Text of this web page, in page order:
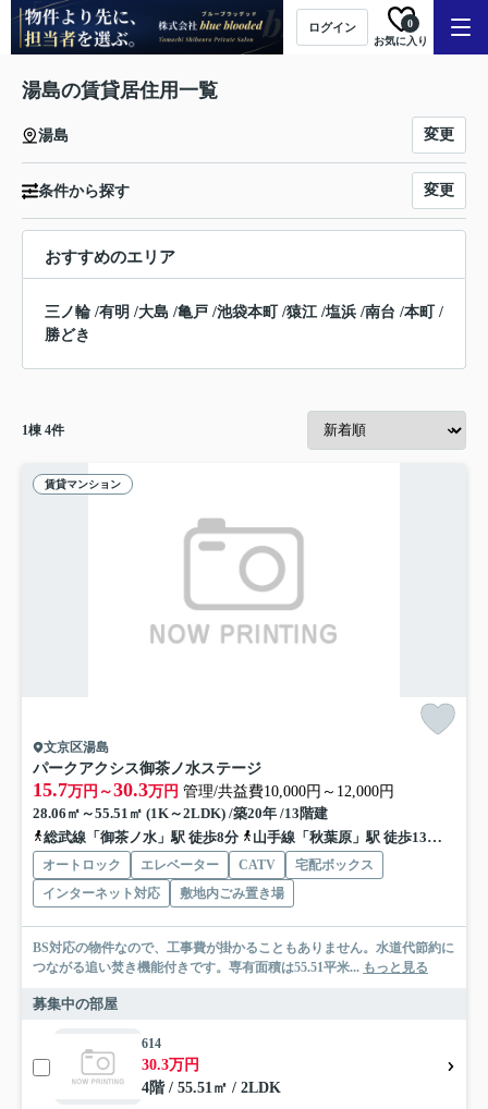
ログイン
お気に入り
0
湯島の賃貸居住用一覧
湯島 変更
条件から探す 変更
おすすめのエリア
三ノ輪 /有明 /大島 /亀戸 /池袋本町 /猿江/塩浜 /南台 /本町
/
勝どき
1棟 4件
賃貸マンション
文京区湯島
パークアクシス御茶ノ水ステージ
15.7万円～30.3万円 管理/共益費10,000円～12,000円
28.06㎡～55.51㎡ (1K～2LDK) /築20年 /13階建
総武線「御茶ノ水」駅 徒歩8分
山手線「秋葉原」駅 徒歩13分
オートロック エレベーター CATV
宅配ボックス
インターネット対応
敷地内ごみ置き場
BS対応の物件なので、工事費が掛かることもありません。水道代節約に
つながる追い焚き機能付きです。専有面積は55.51平米... もっと見る
募集中の部屋
614
30.3万円
4階 / 55.51㎡ / 2LDK